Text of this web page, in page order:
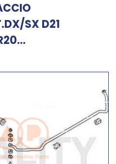
SX D21